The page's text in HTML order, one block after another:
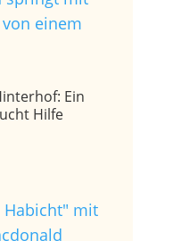
Ein
Hilfe